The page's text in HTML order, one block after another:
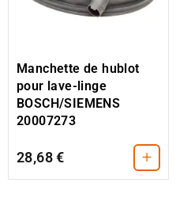
Manchette de hublot
pour lave-linge
BOSCH/SIEMENS
20007273
28,68 € +